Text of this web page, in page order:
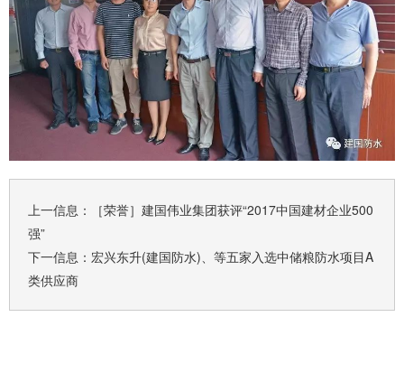
上一信息：
［荣誉］建国伟业集团获评“2017中国建材企业500
强”
下一信息： 宏兴东升(建国防水)、等五家入选中储粮防水项目A
类供应商